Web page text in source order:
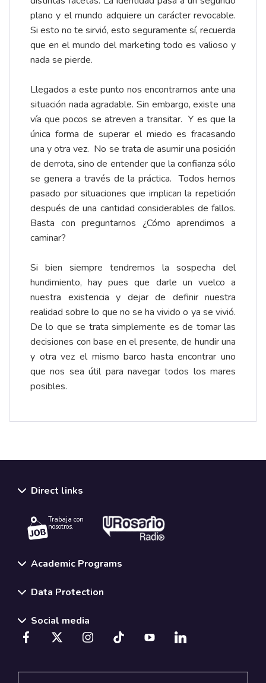
plano y el mundo adquiere un carácter revocable.
Si esto no te sirvió, esto seguramente sí, recuerda
que en el mundo del marketing todo es valioso y
nada se pierde.
Llegados a este punto nos encontramos ante una
situación nada agradable. Sin embargo, existe una
vía que pocos se atreven a transitar. Y es que la
única forma de superar el miedo es fracasando
una y otra vez. No se trata de asumir una posición
de derrota, sino de entender que la confianza sólo
se genera a través de la práctica. Todos hemos
pasado por situaciones que implican la repetición
después de una cantidad considerables de fallos.
Basta con preguntarnos ¿Cómo aprendimos a
caminar?
Si bien siempre tendremos la sospecha del
hundimiento, hay pues que darle un vuelco a
nuestra existencia y dejar de definir nuestra
realidad sobre lo que no se ha vivido o ya se vivió.
De lo que se trata simplemente es de tomar las
decisiones con base en el presente, de hundir una
y otra vez el mismo barco hasta encontrar uno
que nos sea útil para navegar todos los mares
posibles.
Direct links
Trabaja con
nosotros.
Academic Programs
Data Protection
Social media